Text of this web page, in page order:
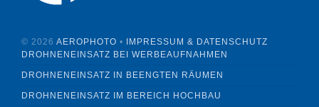
© 2026 AEROPHOTO •
IMPRESSUM & DATENSCHUTZ
DROHNENEINSATZ BEI WERBEAUFNAHMEN
DROHNENEINSATZ IN BEENGTEN RÄUMEN
DROHNENEINSATZ IM BEREICH HOCHBAU